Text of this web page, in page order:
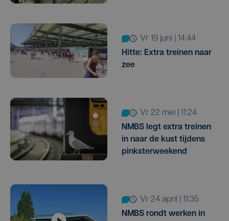
vr 19 juni | 14:44
Hitte: Extra treinen naar
zee
vr 22 mei | 11:24
NMBS legt extra treinen
in naar de kust tijdens
pinksterweekend
vr 24 april | 11:35
NMBS rondt werken in